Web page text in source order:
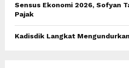
Sensus Ekonomi 2026, Sofyan
Pajak
Kadisdik Langkat